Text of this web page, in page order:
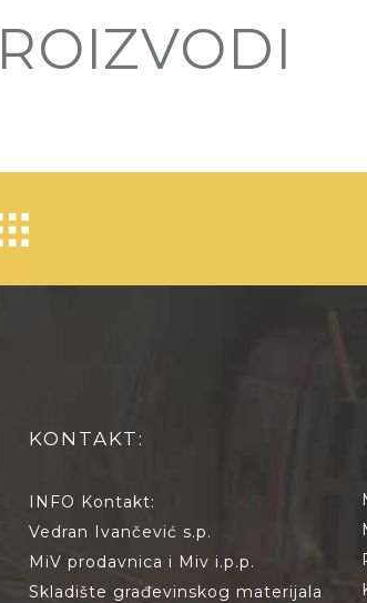
KONTAKT:
INFO Kontakt:
Vedran Ivančević s.p.
MiV prodavnica i Miv i.p.p.
Skladište građevinskog materijala